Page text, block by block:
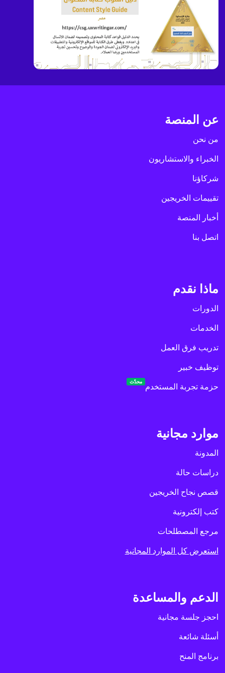
عن المنصة
من نحن
الخبراء والاستشاريون
شركاؤنا
تقييمات الخريجين
أخبار المنصة
اتصل بنا
ماذا نقدم
الدورات
الخدمات
تدريب فرق العمل
توظيف خبير
حزمة تجربة المستخدم
محدّث
موارد مجانية
المدونة
دراسات حالة
قصص نجاح الخريجين
كتب إلكترونية
مرجع المصطلحات
استعرض كل الموارد المجانية
الدعم والمساعدة
احجز جلسة مجانية
أسئلة شائعة
برنامج المنح